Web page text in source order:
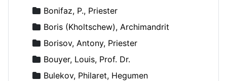
Bonifaz, P., Priester
Boris (Kholtschew), Archimandrit
Borisov, Antony, Priester
Bouyer, Louis, Prof. Dr.
Bulekov, Philaret, Hegumen